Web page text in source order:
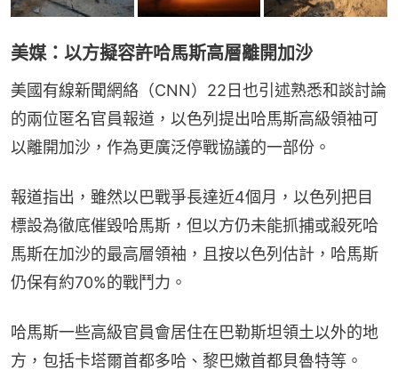
美媒：以方擬容許哈馬斯高層離開加沙
美國有線新聞網絡（CNN）22日也引述熟悉和談討論
的兩位匿名官員報道，以色列提出哈馬斯高級領袖可
以離開加沙，作為更廣泛停戰協議的一部份。
報道指出，雖然以巴戰爭長達近4個月，以色列把目
標設為徹底催毀哈馬斯，但以方仍未能抓捕或殺死哈
馬斯在加沙的最高層領袖，且按以色列估計，哈馬斯
仍保有約70%的戰鬥力。
哈馬斯一些高級官員會居住在巴勒斯坦領土以外的地
方，包括卡塔爾首都多哈、黎巴嫩首都貝魯特等。